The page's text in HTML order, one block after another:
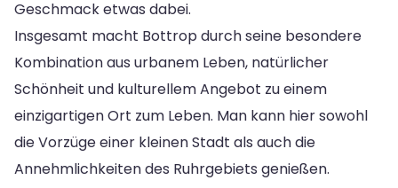
Geschmack etwas dabei.
Insgesamt macht Bottrop durch seine besondere
Kombination aus urbanem Leben, natürlicher
Schönheit und kulturellem Angebot zu einem
einzigartigen Ort zum Leben. Man kann hier sowohl
die Vorzüge einer kleinen Stadt als auch die
Annehmlichkeiten des Ruhrgebiets genießen.